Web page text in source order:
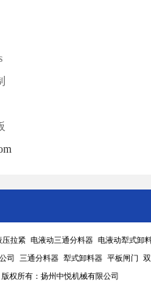
压拉紧 电液动三通分料器 电液动犁式卸
司 三通分料器 犁式卸料器 平板闸门
版权所有：扬州中悦机械有限公司